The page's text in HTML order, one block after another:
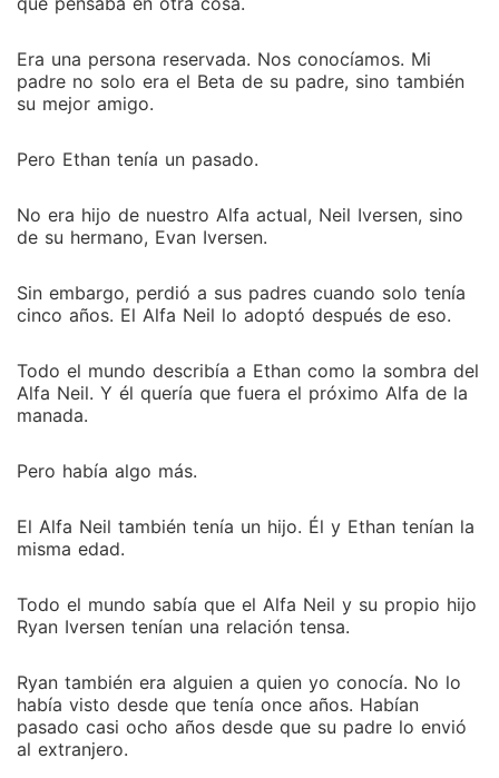
Era una persona reservada. Nos conocíamos. Mi
padre no solo era el Beta de su padre, sino también
su mejor amigo.
Pero Ethan tenía un pasado.
No era hijo de nuestro Alfa actual, Neil Iversen, sino
de su hermano, Evan Iversen.
Sin embargo, perdió a sus padres cuando solo tenía
cinco años. El Alfa Neil lo adoptó después de eso.
Todo el mundo describía a Ethan como la sombra del
Alfa Neil. Y él quería que fuera el próximo Alfa de la
manada.
Pero había algo más.
El Alfa Neil también tenía un hijo. Él y Ethan tenían la
misma edad.
Todo el mundo sabía que el Alfa Neil y su propio hijo
Ryan Iversen tenían una relación tensa.
Ryan también era alguien a quien yo conocía. No lo
había visto desde que tenía once años. Habían
pasado casi ocho años desde que su padre lo envió
al extranjero.